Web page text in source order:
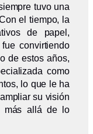
tuvo una
el tiempo, la
de papel,
convirtiendo
de estos años,
como
lo que le ha
su visión
más allá de lo